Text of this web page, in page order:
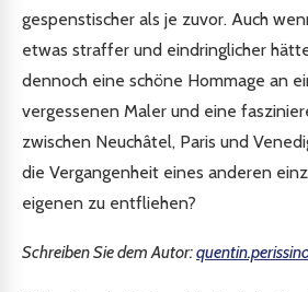
gespenstischer als je zuvor. Auch
etwas straffer und eindringlicher
dennoch eine schöne Hommage an
vergessenen Maler und eine
zwischen Neuchâtel, Paris und
die Vergangenheit eines anderen
eigenen zu entfliehen?
Schreiben Sie dem Autor: